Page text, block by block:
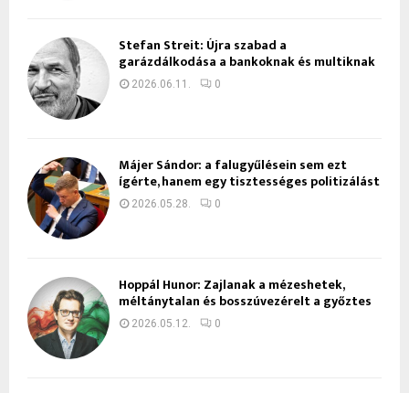
Stefan Streit: Újra szabad a
garázdálkodása a bankoknak és multiknak
2026.06.11. 0
Májer Sándor: a falugyűlésein sem ezt
ígérte, hanem egy tisztességes politizálást
2026.05.28. 0
Hoppál Hunor: Zajlanak a mézeshetek,
méltánytalan és bosszúvezérelt a győztes
2026.05.12. 0